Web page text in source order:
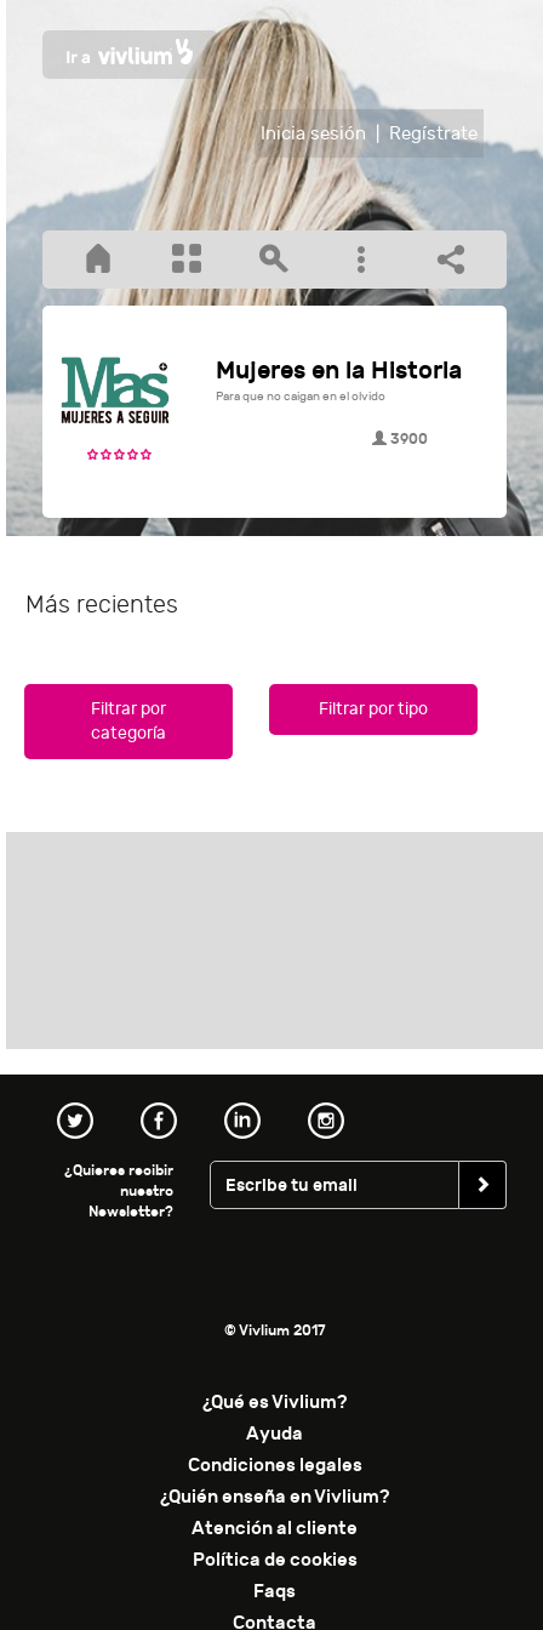
Inicia sesión Regístrate
Mujeres en la Historia
Para que no caigan en el olvido
3900
Más recientes
Filtrar por
categoría
Filtrar por tipo
¿Quieres recibir
nuestro
Newsletter?
© Vivlium 2017
¿Qué es Vivlium?
Ayuda
Condiciones legales
¿Quién enseña en Vivlium?
Atención al cliente
Política de cookies
Faqs
Contacta